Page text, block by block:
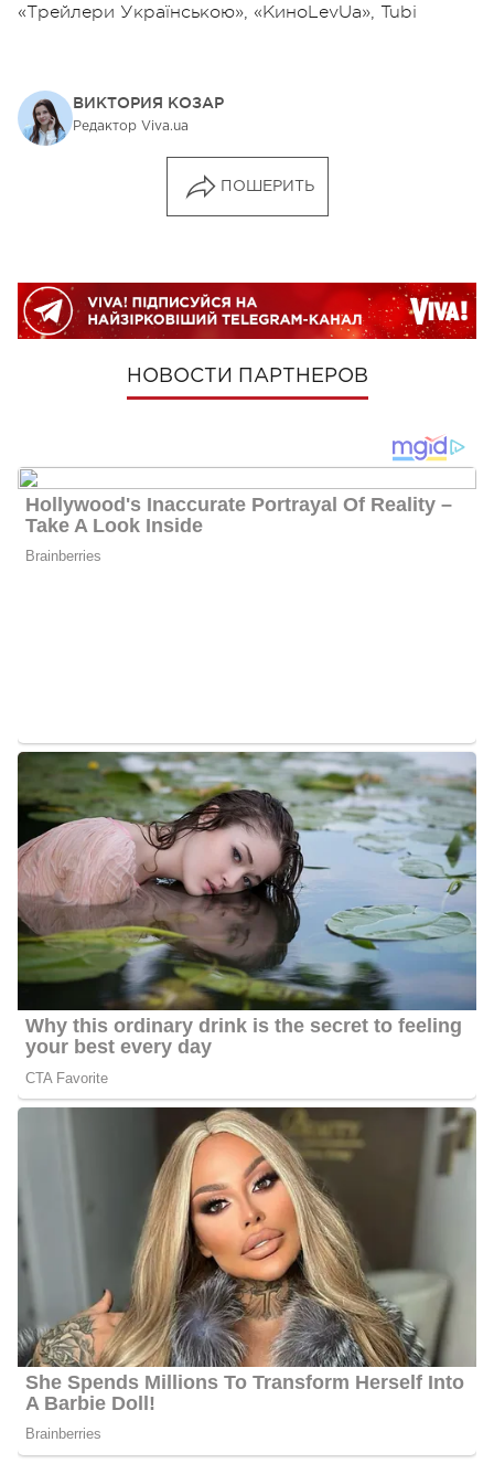
«Трейлери Українською», «КиноLevUa», Tubi
ВИКТОРИЯ КОЗАР
Редактор Viva.ua
ПОШЕРИТЬ
НОВОСТИ ПАРТНЕРОВ